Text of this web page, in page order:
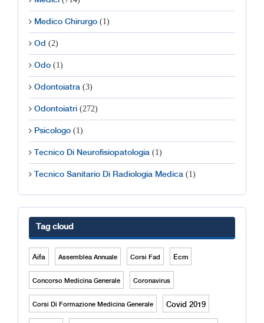
Medico Chirurgo (1)
Od (2)
Odo (1)
Odontoiatra (3)
Odontoiatri (272)
Psicologo (1)
Tecnico Di Neurofisiopatologia (1)
Tecnico Sanitario Di Radiologia Medica (1)
Tag cloud
Aifa Assemblea Annuale Corsi Fad Ecm
Concorso Medicina Generale Coronavirus
Corsi Di Formazione Medicina Generale Covid 2019